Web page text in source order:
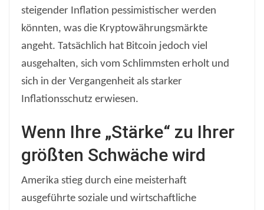
steigender Inflation pessimistischer werden
könnten, was die Kryptowährungsmärkte
angeht. Tatsächlich hat Bitcoin jedoch viel
ausgehalten, sich vom Schlimmsten erholt und
sich in der Vergangenheit als starker
Inflationsschutz erwiesen.
Wenn Ihre „Stärke“ zu Ihrer
größten Schwäche wird
Amerika stieg durch eine meisterhaft
ausgeführte soziale und wirtschaftliche